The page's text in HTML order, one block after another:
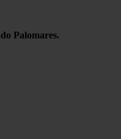
Palomares.